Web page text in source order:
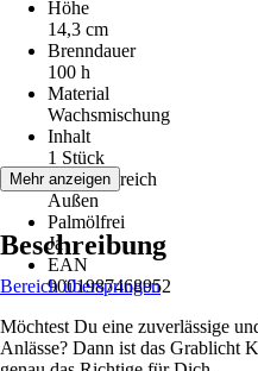
Höhe
14,3 cm
Brenndauer
100 h
Material
Wachsmischung
Inhalt
1 Stück
Einsatzbereich
Außen
Palmölfrei
Ja
EAN
9001987468952
Mehr anzeigen
Beschreibung
Bereich überspringen
Möchtest Du eine zuverlässige
Anlässe? Dann ist das Grablicht